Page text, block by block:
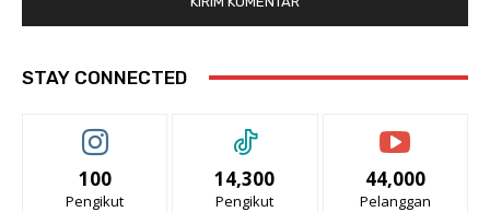
STAY CONNECTED
100
Pengikut
14,300
Pengikut
44,000
Pelanggan